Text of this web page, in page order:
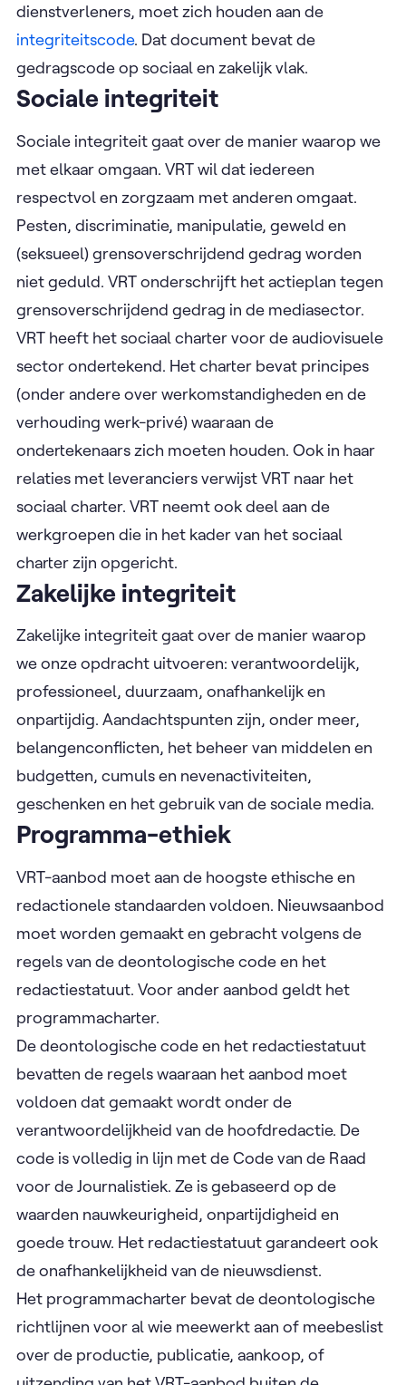
dienstverleners, moet zich houden aan de
integriteitscode. Dat document bevat de
gedragscode op sociaal en zakelijk vlak.
Sociale integriteit
Sociale integriteit gaat over de manier waarop we
met elkaar omgaan. VRT wil dat iedereen
respectvol en zorgzaam met anderen omgaat.
Pesten, discriminatie, manipulatie, geweld en
(seksueel) grensoverschrijdend gedrag worden
niet geduld. VRT onderschrijft het actieplan tegen
grensoverschrijdend gedrag in de mediasector.
VRT heeft het sociaal charter voor de audiovisuele
sector ondertekend. Het charter bevat principes
(onder andere over werkomstandigheden en de
verhouding werk-privé) waaraan de
ondertekenaars zich moeten houden. Ook in haar
relaties met leveranciers verwijst VRT naar het
sociaal charter. VRT neemt ook deel aan de
werkgroepen die in het kader van het sociaal
charter zijn opgericht.
Zakelijke integriteit
Zakelijke integriteit gaat over de manier waarop
we onze opdracht uitvoeren: verantwoordelijk,
professioneel, duurzaam, onafhankelijk en
onpartijdig. Aandachtspunten zijn, onder meer,
belangenconflicten, het beheer van middelen en
budgetten, cumuls en nevenactiviteiten,
geschenken en het gebruik van de sociale media.
Programma-ethiek
VRT-aanbod moet aan de hoogste ethische en
redactionele standaarden voldoen. Nieuwsaanbod
moet worden gemaakt en gebracht volgens de
regels van de deontologische code en het
redactiestatuut. Voor ander aanbod geldt het
programmacharter.
De deontologische code en het redactiestatuut
bevatten de regels waaraan het aanbod moet
voldoen dat gemaakt wordt onder de
verantwoordelijkheid van de hoofdredactie. De
code is volledig in lijn met de Code van de Raad
voor de Journalistiek. Ze is gebaseerd op de
waarden nauwkeurigheid, onpartijdigheid en
goede trouw. Het redactiestatuut garandeert ook
de onafhankelijkheid van de nieuwsdienst.
Het programmacharter bevat de deontologische
richtlijnen voor al wie meewerkt aan of meebeslist
over de productie, publicatie, aankoop, of